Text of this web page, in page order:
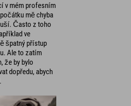
v mém profesním
mě chyba
Často z toho
ve
špatný přístup
Ale to zatím
že by bylo
dopředu, abych